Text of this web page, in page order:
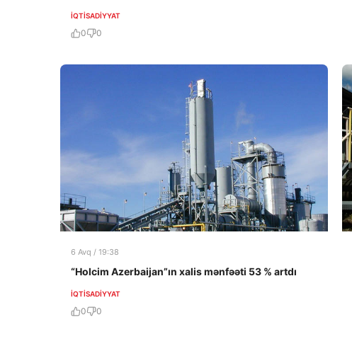
İQTISADIYYAT
0 0
6 Avq / 19:38
“Holcim Azerbaijan”ın xalis mənfəəti 53 % artdı
İQTISADIYYAT
0 0